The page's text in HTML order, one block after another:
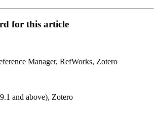
for this article
Manager, RefWorks, Zotero
and above), Zotero